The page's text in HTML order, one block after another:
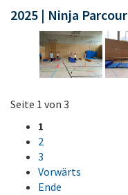
2025 | Ninja Parcour
Seite 1 von 3
1
2
3
Vorwärts
Ende